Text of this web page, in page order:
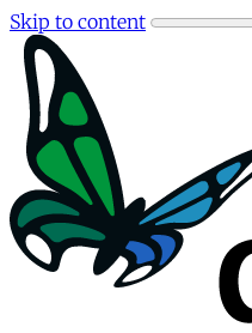
Skip to content